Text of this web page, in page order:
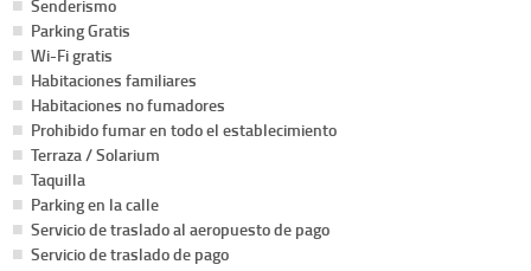
Senderismo
Parking Gratis
Wi-Fi gratis
Habitaciones familiares
Habitaciones no fumadores
Prohibido fumar en todo el establecimiento
Terraza / Solarium
Taquilla
Parking en la calle
Servicio de traslado al aeropuesto de pago
Servicio de traslado de pago